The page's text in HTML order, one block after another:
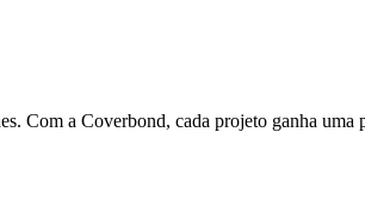
Com a Coverbond, cada projeto ganha uma